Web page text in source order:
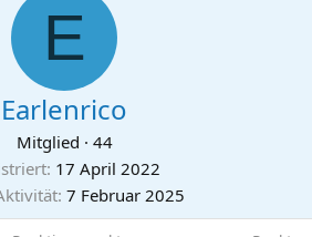
E
Earlenrico
Mitglied · 44
17 April 2022
7 Februar 2025